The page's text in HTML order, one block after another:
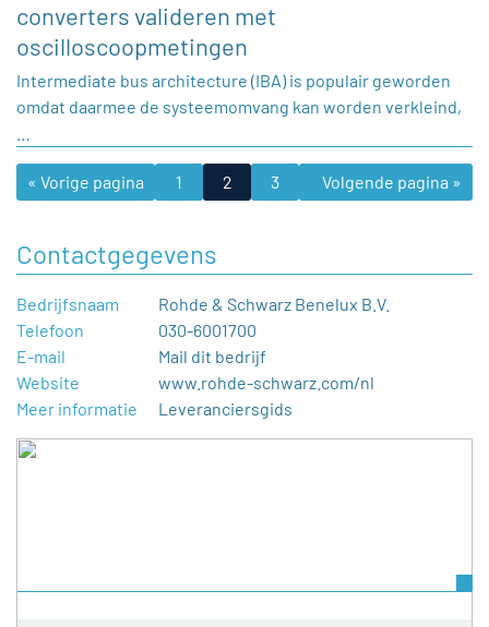
converters valideren met
oscilloscoopmetingen
Intermediate bus architecture (IBA) is populair geworden
omdat daarmee de systeemomvang kan worden verkleind,
« Vorige pagina 1 2 3 4 … 8
Volgende pagina »
Contactgegevens
Bedrijfsnaam
Rohde & Schwarz Benelux B.V.
Telefoon
030-6001700
E-mail
Mail dit bedrijf
Website
www.rohde-schwarz.com/nl
Meer informatie
Leveranciersgids